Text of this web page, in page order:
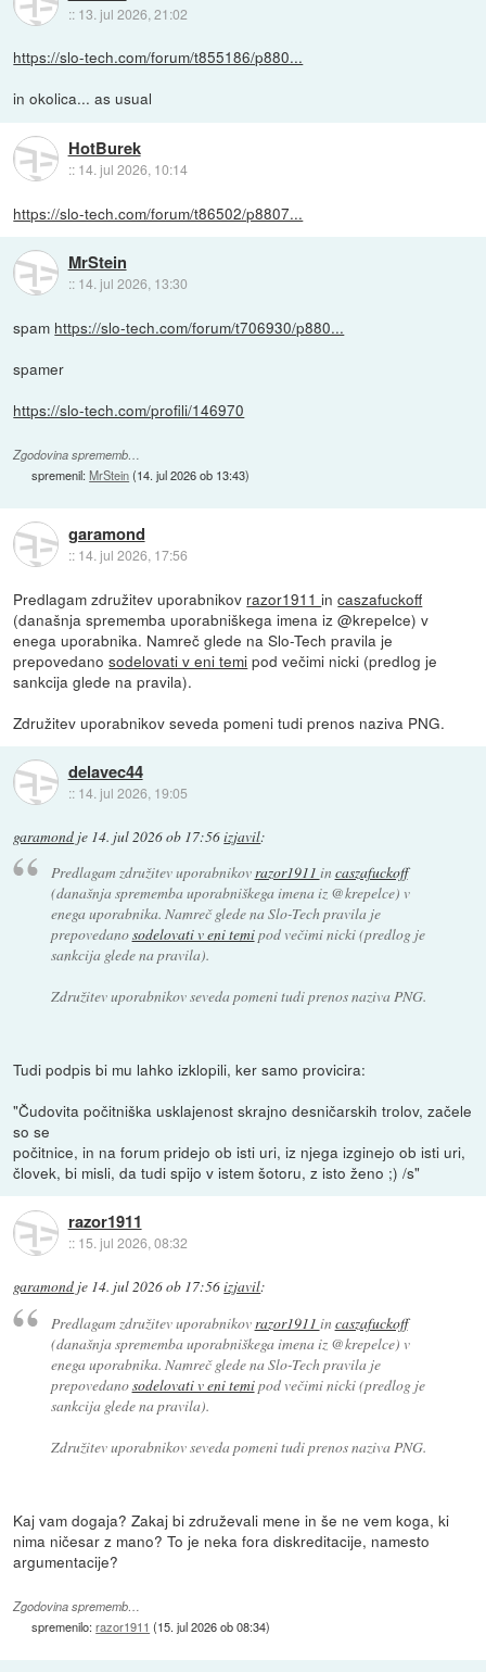
:: 13. jul 2026, 21:02
https://slo-tech.com/forum/t855186/p880...
in okolica... as usual
HotBurek
:: 14. jul 2026, 10:14
https://slo-tech.com/forum/t86502/p8807...
MrStein
:: 14. jul 2026, 13:30
spam https://slo-tech.com/forum/t706930/p880...
spamer
https://slo-tech.com/profili/146970
Zgodovina sprememb…
spremenil:MrStein(14. jul 2026 ob 13:43)
garamond
:: 14. jul 2026, 17:56
Predlagam združitev uporabnikov razor1911incaszafuckoff
(današnja sprememba uporabniškega imena iz @krepelce) v
enega uporabnika. Namreč glede na Slo-Tech pravila je
prepovedanosodelovati v eni temi pod večimi nicki (predlog je
sankcija glede na pravila).
Združitev uporabnikov seveda pomeni tudi prenos naziva PNG.
delavec44
:: 14. jul 2026, 19:05
garamond je 14. jul 2026 ob 17:56izjavil:
Predlagam združitev uporabnikovrazor1911 in caszafuckoff
(današnja sprememba uporabniškega imena iz @krepelce) v
enega uporabnika. Namreč glede na Slo-Tech pravila je
prepovedanosodelovati v eni temipod večimi nicki (predlog je
sankcija glede na pravila).
Združitev uporabnikov seveda pomeni tudi prenos naziva PNG.
Tudi podpis bi mu lahko izklopili, ker samo provicira:
"Čudovita počitniška usklajenost skrajno desničarskih trolov, začele
so se
počitnice, in na forum pridejo ob isti uri, iz njega izginejo ob isti uri,
človek, bi misli, da tudi spijo v istem šotoru, z isto ženo ;) /s"
razor1911
:: 15. jul 2026, 08:32
garamond je 14. jul 2026 ob 17:56izjavil:
Predlagam združitev uporabnikov razor1911 incaszafuckoff
(današnja sprememba uporabniškega imena iz @krepelce) v
enega uporabnika. Namreč glede na Slo-Tech pravila je
prepovedanosodelovati v eni temipod večimi nicki (predlog je
sankcija glede na pravila).
Združitev uporabnikov seveda pomeni tudi prenos naziva PNG.
Kaj vam dogaja? Zakaj bi združevali mene in še ne vem koga, ki
nima ničesar z mano? To je neka fora diskreditacije, namesto
argumentacije?
Zgodovina sprememb…
spremenilo:razor1911 (15. jul 2026 ob 08:34)